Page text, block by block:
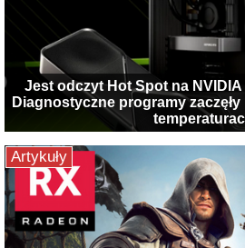
Jest odczyt Hot Spot na NVIDIA
Diagnostyczne programy
Artykuły